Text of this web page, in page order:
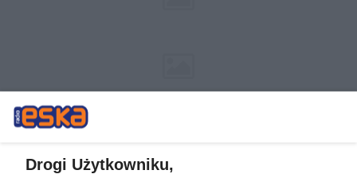
Drogi Użytkowniku,